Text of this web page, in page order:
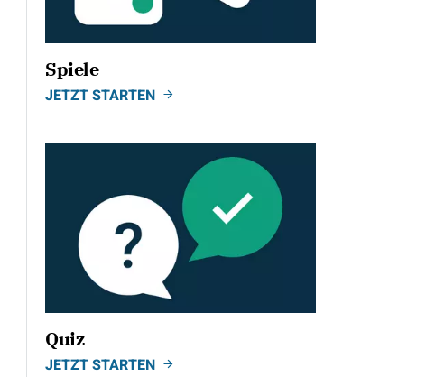
Spiele
JETZT STARTEN
Quiz
JETZT STARTEN